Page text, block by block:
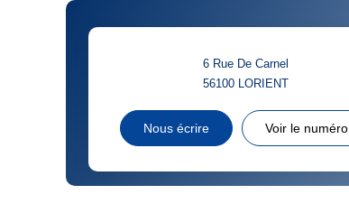
ECOLES ET CRÈCHES
6 Rue De Carnel
56100 LORIENT
Nous écrire Voir le numéro